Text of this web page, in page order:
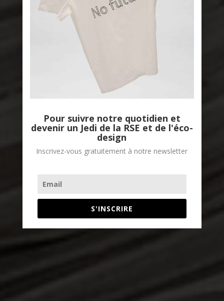
Pour suivre notre quotidien et
devenir un Jedi de la RSE et de l'éco-
design
Inscrivez-vous gratuitement à notre newsletter
S'INSCRIRE